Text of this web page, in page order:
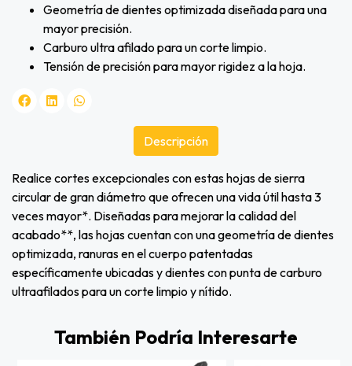
Geometría de dientes optimizada diseñada para una
mayor precisión.
Carburo ultra afilado para un corte limpio.
Tensión de precisión para mayor rigidez a la hoja.
Realice cortes excepcionales con estas hojas de sierra
circular de gran diámetro que ofrecen una vida útil hasta 3
veces mayor*. Diseñadas para mejorar la calidad del
acabado**, las hojas cuentan con una geometría de dientes
optimizada, ranuras en el cuerpo patentadas
específicamente ubicadas y dientes con punta de carburo
ultraafilados para un corte limpio y nítido.
Descripción
También Podría Interesarte